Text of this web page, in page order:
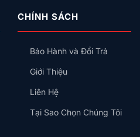
CHÍNH SÁCH
Bảo Hành và Đổi Trả
Giới Thiệu
Liên Hệ
Tại Sao Chọn Chúng Tôi